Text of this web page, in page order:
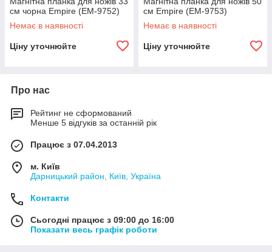
см чорна Empire (EM-9752)
Немає в наявності
Ціну уточнюйте
см Empire (EM-9753)
Немає в наявності
Ціну уточнюйте
Про нас
Рейтинг не сформований
Менше 5 відгуків за останній рік
Працює з 07.04.2013
м. Київ
Дарницький район, Київ, Україна
Контакти
Сьогодні працює з 09:00 до 16:00
Показати весь графік роботи